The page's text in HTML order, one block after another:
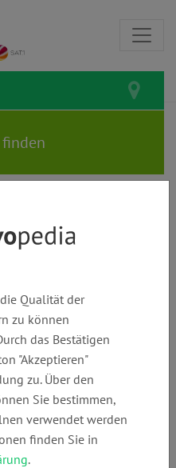
Webseite:
www.rechtsanwa
elte-
vanstraelen.de
Qualität der
zu können
das Bestätigen
"Akzeptieren"
zu. Über den
Sie bestimmen,
verwendet werden
finden Sie in
.